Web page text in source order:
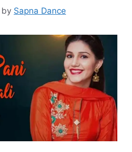
by Sapna Dance